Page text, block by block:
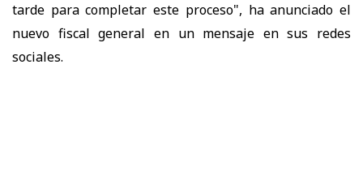
tarde para completar este proceso", ha anunciado el
nuevo fiscal general en un mensaje en sus redes
sociales.